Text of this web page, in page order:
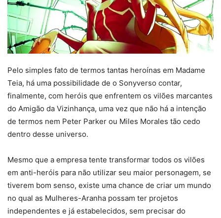
Pelo simples fato de termos tantas heroínas em Madame
Teia, há uma possibilidade de o Sonyverso contar,
finalmente, com heróis que enfrentem os vilões marcantes
do Amigão da Vizinhança, uma vez que não há a intenção
de termos nem Peter Parker ou Miles Morales tão cedo
dentro desse universo.
Mesmo que a empresa tente transformar todos os vilões
em anti-heróis para não utilizar seu maior personagem, se
tiverem bom senso, existe uma chance de criar um mundo
no qual as Mulheres-Aranha possam ter projetos
independentes e já estabelecidos, sem precisar do